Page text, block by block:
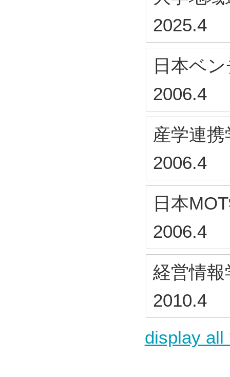
2025.4
日本ベ
2006.4
産学連携
2006.4
日本
2006.4
経営情報
2010.4
display all